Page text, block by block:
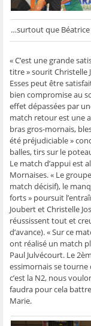
…surtout que Béatrice
« C’est une grande
titre » sourit Christelle
Esses peut être
bien compromise au
effet dépassées par
match retour est une
bras gros-mornais,
été préjudiciable »
balles, tirs sur le
Le match d’appui est
Mornaises. « Le
match décisif), le
forts » poursuit
Joubert et Christelle
réussissent tout et
d’avance). « Sur ce
ont réalisé un match
Paul Julvécourt. Le
essimornais se tourne
c’est la N2, nous
faudra pour cela
Marie.